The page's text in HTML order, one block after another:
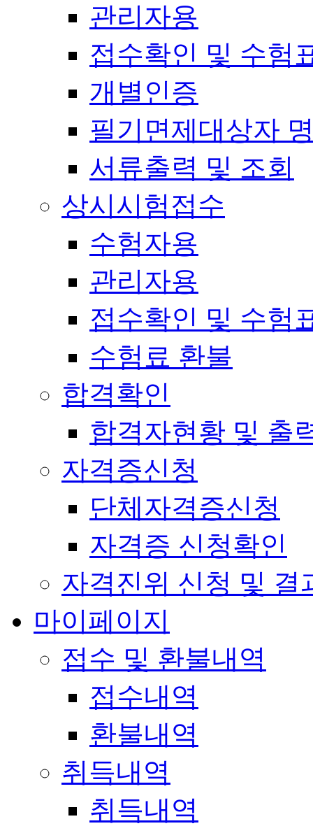
관리자용
접수확인 및 수험
개별인증
필기면제대상자
서류출력 및 조회
상시시험접수
수험자용
관리자용
접수확인 및 수험
수험료 환불
합격확인
합격자현황 및 출
자격증신청
단체자격증신청
자격증 신청확인
자격진위 신청 및 결
마이페이지
접수 및 환불내역
접수내역
환불내역
취득내역
취득내역